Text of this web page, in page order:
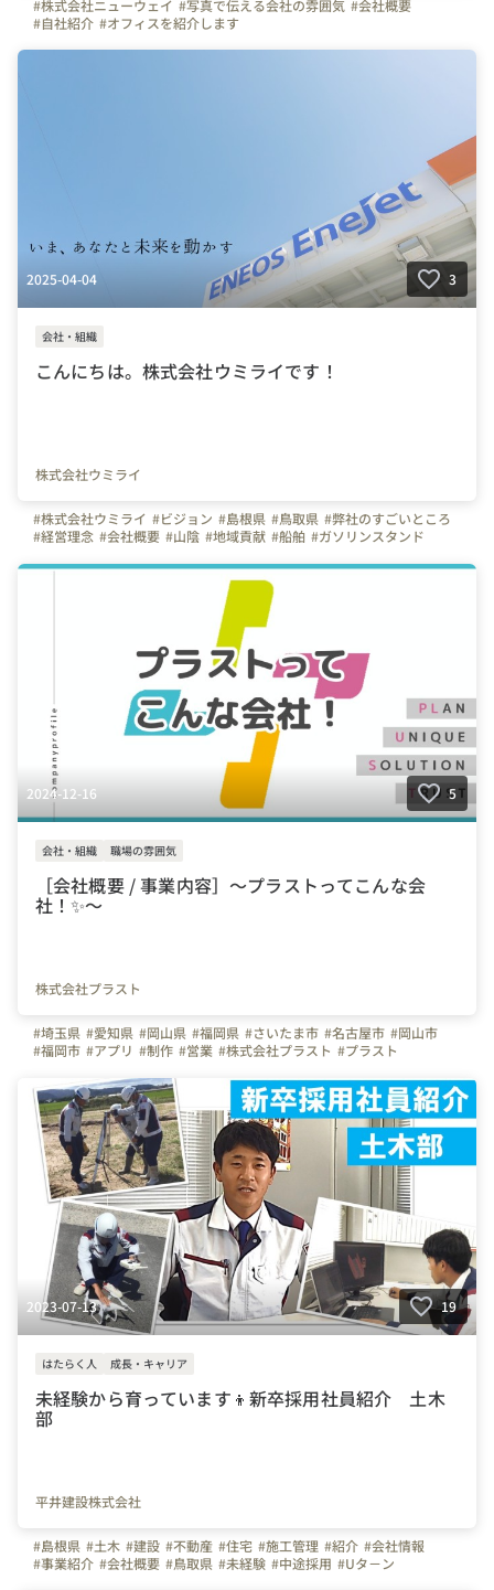
#株式会社ニューウェイ #写真で伝える会社の雰囲気 #会社概要
#自社紹介 #オフィスを紹介します
2025-04-04 3
会社・組織
こんにちは。株式会社ウミライです！
株式会社ウミライ
#株式会社ウミライ #ビジョン #島根県 #鳥取県 #弊社のすごいところ
#経営理念 #会社概要 #山陰 #地域貢献 #船舶 #ガソリンスタンド
2024-12-16 5
会社・組織 職場の雰囲気
［会社概要 / 事業内容］～プラストってこんな会
社！✨～
株式会社プラスト
#埼玉県 #愛知県 #岡山県 #福岡県 #さいたま市 #名古屋市 #岡山市
#福岡市 #アプリ #制作 #営業 #株式会社プラスト #プラスト
#企業説明 #事業内容 #社員旅行 #受賞歴 #ホワイト企業
#地域貢献活動 #支援 #会社の活動
#営業会社
#写真で伝える会社の雰囲気 #会社の推しポイント
2023-07-13 19
はたらく人 成長・キャリア
未経験から育っています👦新卒採用社員紹介 土木
部
平井建設株式会社
#島根県 #土木 #建設 #不動産 #住宅 #施工管理 #紹介 #会社情報
#事業紹介 #会社概要 #鳥取県 #未経験 #中途採用 #Uタ－ン